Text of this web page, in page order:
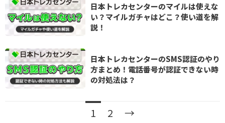
日本トレカセンターのマイルは使えな
い？マイルガチャはどこ？使い道を解
説！
日本トレカセンターのSMS認証のやり
方まとめ！電話番号が認証できない時
の対処法は？
1 2 →